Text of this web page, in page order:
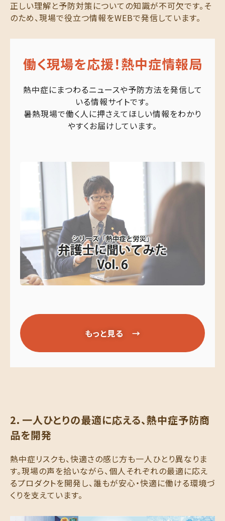
正しい理解と予防対策についての知識が不可欠です。そ
のため、現場で役立つ情報をWEBで発信しています。
働く現場を応援！熱中症情報局
熱中症にまつわるニュースや予防方法を発信して
いる情報サイトです。
暑熱現場で働く人に押さえてほしい情報をわかり
やすくお届けしています。
もっと見る →
2．一人ひとりの最適に応える、熱中症予防商
品を開発
熱中症リスクも、快適さの感じ方も一人ひとり異なりま
す。現場の声を拾いながら、個人それぞれの最適に応え
るプロダクトを開発し、誰もが安心・快適に働ける環境づ
くりを支えています。